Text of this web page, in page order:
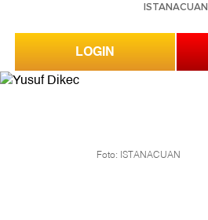
ISTANACUAN
LOGIN
Foto: ISTANACUAN